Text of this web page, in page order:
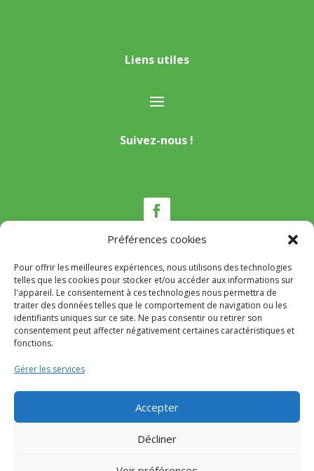
Préférences cookies
Pour offrir les meilleures expériences, nous utilisons des technologies
telles que les cookies pour stocker et/ou accéder aux informations sur
l'appareil. Le consentement à ces technologies nous permettra de
traiter des données telles que le comportement de navigation ou les
identifiants uniques sur ce site. Ne pas consentir ou retirer son
consentement peut affecter négativement certaines caractéristiques et
fonctions.
Gérer les services
Accepter
Décliner
Liens utiles
Suivez-nous !
Nous contacter
Tél : 04 95 22 80 53
Mail: mairie@appietto.corsica
Adresse :164 strada Lt Toussaint Gozzi 20167
© 2024 Mairie d’Appietto – RéalisationSITEC –
–Politique de confidentialité